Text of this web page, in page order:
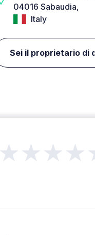
04016 Sabaudia,
Italy
Sei il proprietario di